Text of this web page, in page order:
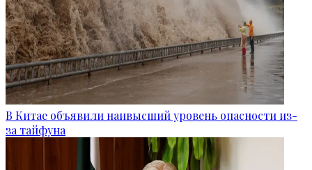
В Китае объявили наивысший уровень опасности из-
за тайфуна